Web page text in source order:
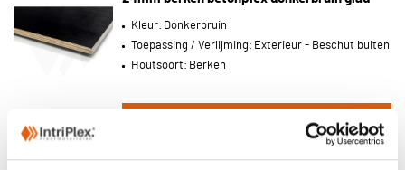
Kleur: Donkerbruin
Toepassing / Verlijming: Exterieur - Beschut buiten
Houtsoort: Berken
Zakelijk? Log in voor toegang tot uw